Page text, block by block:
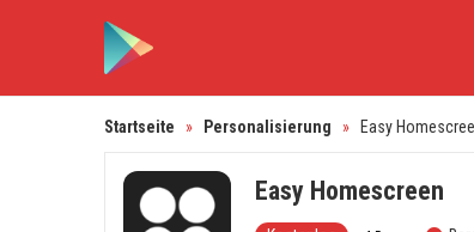
Startseite » Personalisierung » Easy
Easy Homescreen